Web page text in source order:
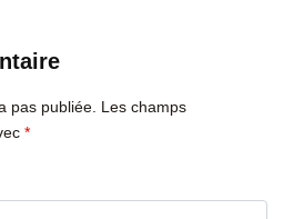
pas publiée. Les champs
*